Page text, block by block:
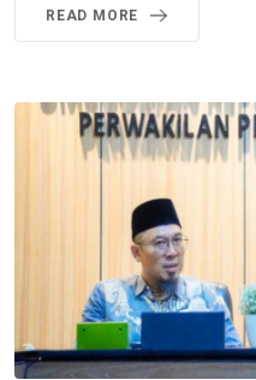
READ MORE